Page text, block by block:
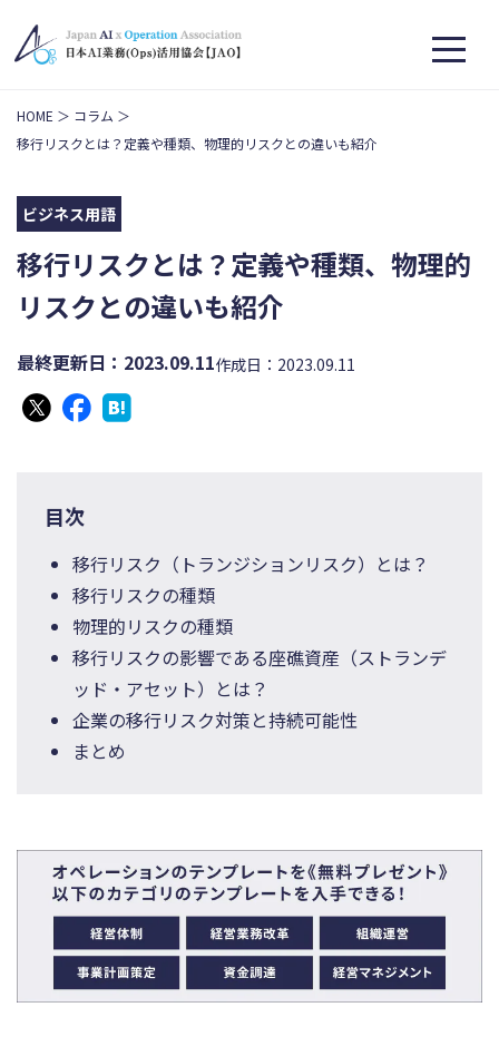
HOME
コラム
移行リスクとは？定義や種類、物理的リスクとの違いも紹介
ビジネス用語
移行リスクとは？定義や種類、物理的
リスクとの違いも紹介
最終更新日：2023.09.11作成日：2023.09.11
目次
移行リスク（トランジションリスク）とは？
移行リスクの種類
物理的リスクの種類
移行リスクの影響である座礁資産（ストランデ
ッド・アセット）とは？
企業の移行リスク対策と持続可能性
まとめ